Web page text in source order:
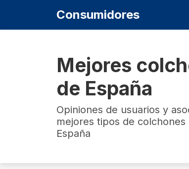
Consumidores
Mejores
de España
Opiniones de usuarios y
mejores tipos de
España